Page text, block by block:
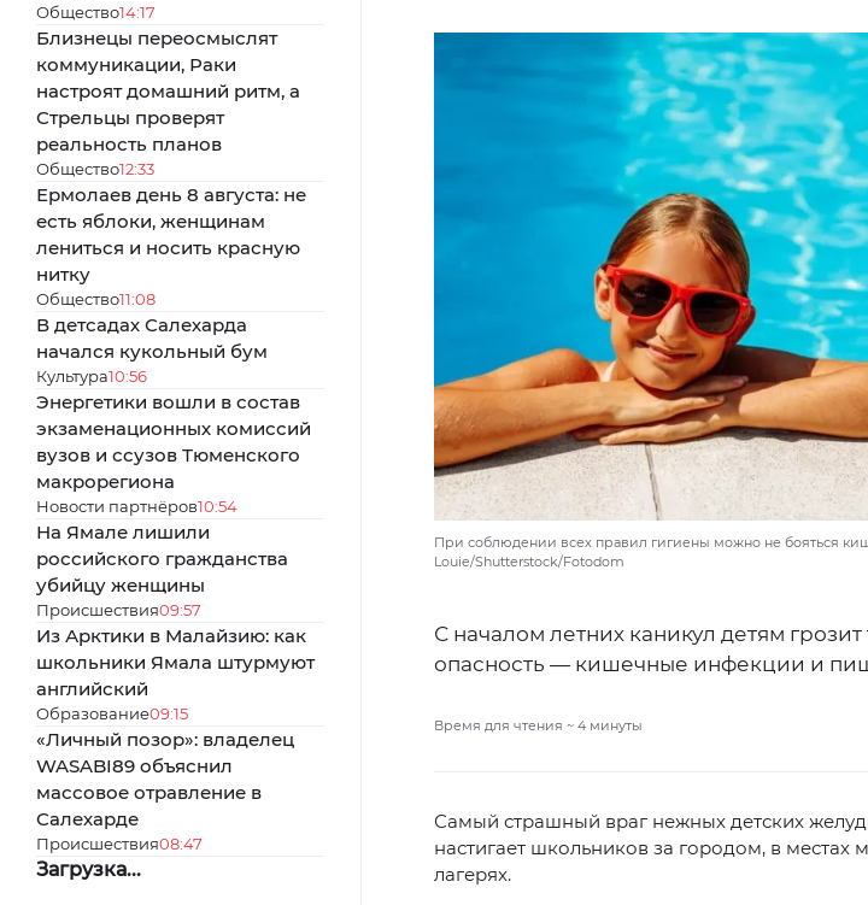
Общество14:17
Близнецы переосмыслят
коммуникации, Раки
настроят домашний ритм, а
Стрельцы проверят
реальность планов
Общество12:33
Ермолаев день 8 августа: не
есть яблоки, женщинам
лениться и носить красную
нитку
Общество11:08
В детсадах Салехарда
начался кукольный бум
Культура10:56
Энергетики вошли в состав
экзаменационных комиссий
вузов и ссузов Тюменского
макрорегиона
Новости партнёров10:54
На Ямале лишили
российского гражданства
убийцу женщины
Происшествия09:57
Из Арктики в Малайзию: как
школьники Ямала штурмуют
английский
Образование09:15
«Личный позор»: владелец
WASABI89 объяснил
массовое отравление в
Салехарде
Происшествия08:47
Загрузка...
При соблюдении всех правил гигиены можно не бояться
Louie/Shutterstock/Fotodom
С началом летних каникул детям
опасность — кишечные инфекции и
Время для чтения ~ 4 минуты
Самый страшный враг нежных детских
настигает школьников за городом, в местах
лагерях.